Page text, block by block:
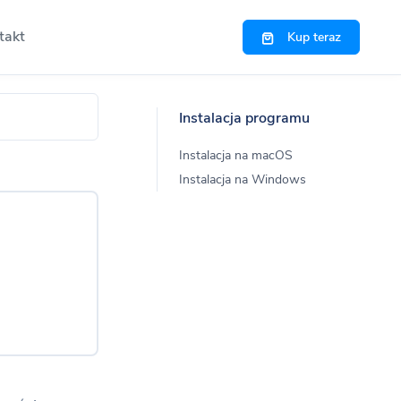
Kup teraz
Instalacja programu
Instalacja na macOS
Instalacja na Windows